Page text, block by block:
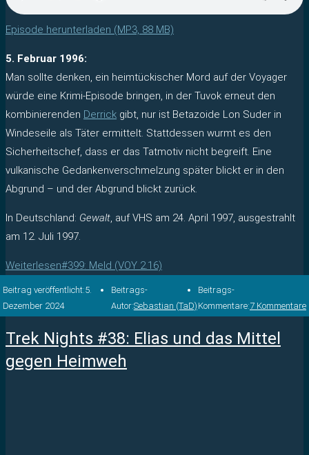
Episode herunterladen (MP3, 88 MB)
5. Februar 1996:
Man sollte denken, ein heimtückischer Mord auf der Voyager
würde eine Krimi-Episode bringen, in der Tuvok erneut den
kombinierenden Derrick gibt, nur ist Betazoide Lon Suder in
Windeseile als Täter ermittelt. Stattdessen wurmt es den
Sicherheitschef, dass er das Tatmotiv nicht begreift. Eine
vulkanische Gedankenverschmelzung später blickt er in den
Abgrund – und der Abgrund blickt zurück.
In Deutschland: Gewalt, auf VHS am 24. April 1997, ausgestrahlt
am 12. Juli 1997.
Weiterlesen#399: Meld (VOY 2.16)
Beitrag veröffentlicht:5.
Dezember 2024
Beitrags-
Autor:Sebastian (TaD)
Beitrags-
Kommentare:7 Kommentare
Trek Nights #38: Elias und das Mittel
gegen Heimweh